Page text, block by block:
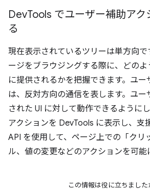
DevTools でユーザー補助ア
る
現在表示されているツリーは単方向で
ージをブラウジングする際に、どの
に提供されるかを把握できます。ユー
は、反対方向の通信を表します。ユー
された UI に対して動作できるように
アクションを DevTools に表示し、支
API を使用して、ページ上での「クリ
ル、値の変更などのアクションを可能
この情報は役に立ちました